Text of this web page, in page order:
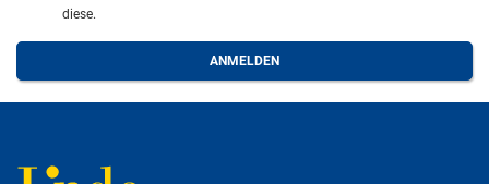
diese.